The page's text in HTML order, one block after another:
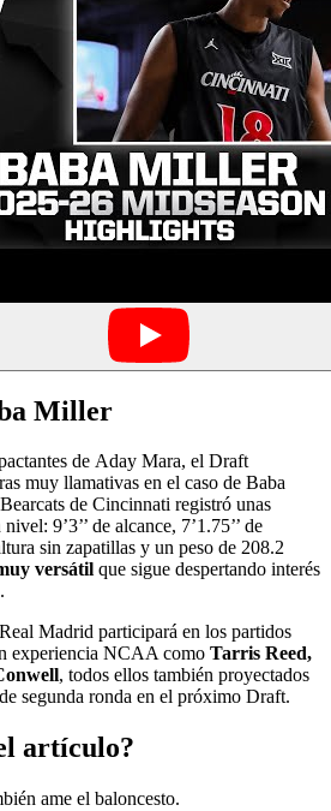
Miller
de Aday Mara, el Draft
muy llamativas en el caso de Baba
de Cincinnati registró unas
9’3’’ de alcance, 7’1.75’’ de
sin zapatillas y un peso de 208.2
versátil que sigue despertando interés
Madrid participará en los partidos
experiencia NCAA como Tarris Reed,
, todos ellos también proyectados
segunda ronda en el próximo Draft.
artículo?
ame el baloncesto.